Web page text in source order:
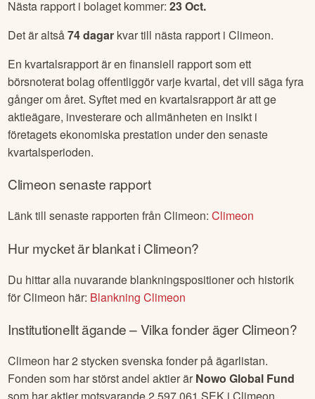
ytterligare aktier. Det är ett sätt för företaget att dela sin vinst
Utdelningar är vanligtvis betalda regelbundet, vanligtvis
varje kvartal eller årligen.
När kommerClimeonrapport
Nästa rapport i bolaget kommer:
Det är altså74dagarkvar till nästa rapport i
En kvartalsrapport är en finansiell rapport som ett
gånger om året. Syftet med en kvartalsrapport är att ge
företagets ekonomiska prestation under den senaste
kvartalsperioden.
Climeonsenaste rapport
Länk till senaste rapporten frånClimeon:Climeon